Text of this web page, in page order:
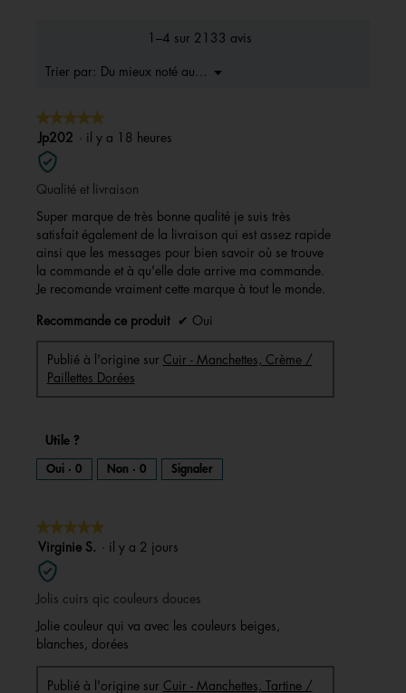
1–4 sur 2133 avis
Trier par: Du mieux noté au moins bons
▼
Menu
★★★★★
★★★★★
sur
5
étoiles.
Jp202 · il y a 18 heures
Qualité et livraison
Super marque de très bonne qualité je suis très
satisfait également de la livraison qui est assez rapide
ainsi que les messages pour bien savoir où se trouve
la commande et à qu'elle date arrive ma commande.
Je recomande vraiment cette marque à tout le monde.
Recommande ce produit ✔ Oui
Publié à l'origine sur Cuir - Manchettes, Crème /
Paillettes Dorées
Utile ?
Oui · 0 Non · 0 Signaler
★★★★★
★★★★★
5
sur
5
étoiles.
Virginie S. · il y a 2 jours
Jolis cuirs qic couleurs douces
Jolie couleur qui va avec les couleurs beiges,
blanches, dorées
Publié à l'origine sur Cuir - Manchettes, Tartine /